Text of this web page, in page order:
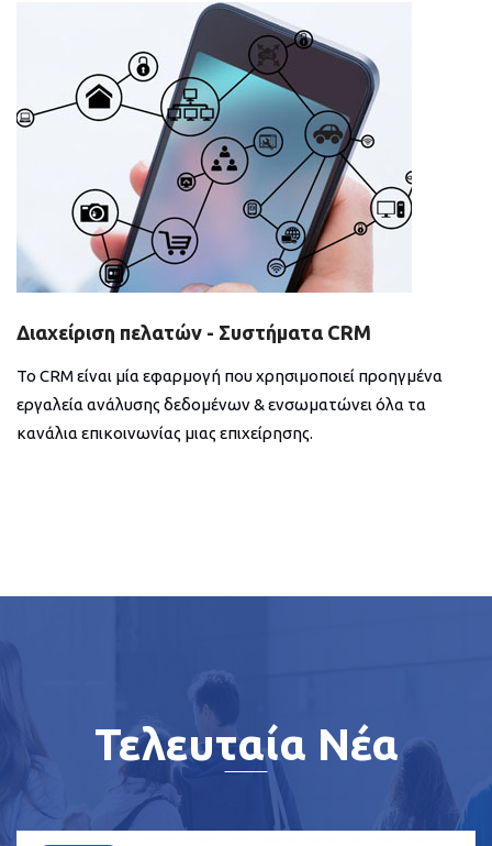
Διαχείριση πελατών - Συστήματα CRM
Το CRM είναι μία εφαρμογή που χρησιμοποιεί προηγμένα
εργαλεία ανάλυσης δεδομένων & ενσωματώνει όλα τα
κανάλια επικοινωνίας μιας επιχείρησης.
Τελευταία Νέα